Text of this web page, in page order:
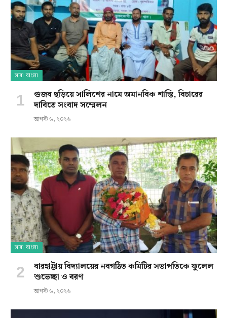
সারা বাংলা
গুজব ছড়িয়ে সালিশের নামে অমানবিক শাস্তি, বিচারের
দাবিতে সংবাদ সম্মেলন
আগস্ট ৬, ২০২৬
সারা বাংলা
বারহাট্টায় বিদ্যালয়ের নবগঠিত কমিটির সভাপতিকে ফুলেল
শুভেচ্ছা ও বরণ
আগস্ট ৬, ২০২৬